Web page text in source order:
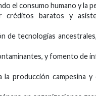
el consumo humano y la
créditos baratos y
de tecnologías
y fomento de
producción campesina y